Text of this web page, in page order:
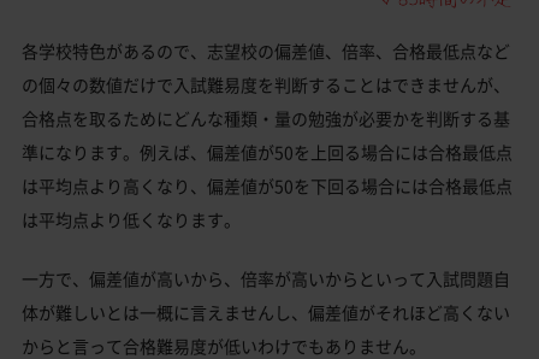
各学校特色があるので、志望校の偏差値、倍率、合格最低点など
の個々の数値だけで入試難易度を判断することはできませんが、
合格点を取るためにどんな種類・量の勉強が必要かを判断する基
準になります。例えば、偏差値が50を上回る場合には合格最低点
は平均点より高くなり、偏差値が50を下回る場合には合格最低点
は平均点より低くなります。
一方で、偏差値が高いから、倍率が高いからといって入試問題自
体が難しいとは一概に言えませんし、偏差値がそれほど高くない
からと言って合格難易度が低いわけでもありません。